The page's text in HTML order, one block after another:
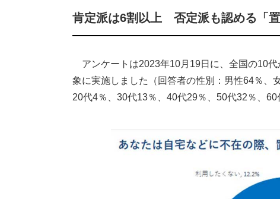
肯定派は6割以上 否定派も認める「
アンケートは2023年10月19日に、全国の10
象に実施しました（回答者の性別：男性64％、
20代4％、30代13％、40代29％、50代32％、